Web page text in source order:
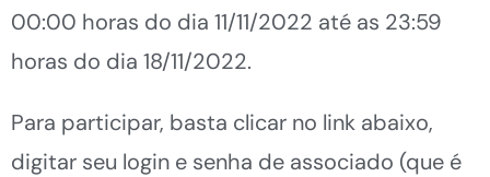
00:00 horas do dia 11/11/2022 até as 23:59
horas do dia 18/11/2022.
Para participar, basta clicar no link abaixo,
digitar seu login e senha de associado (que é